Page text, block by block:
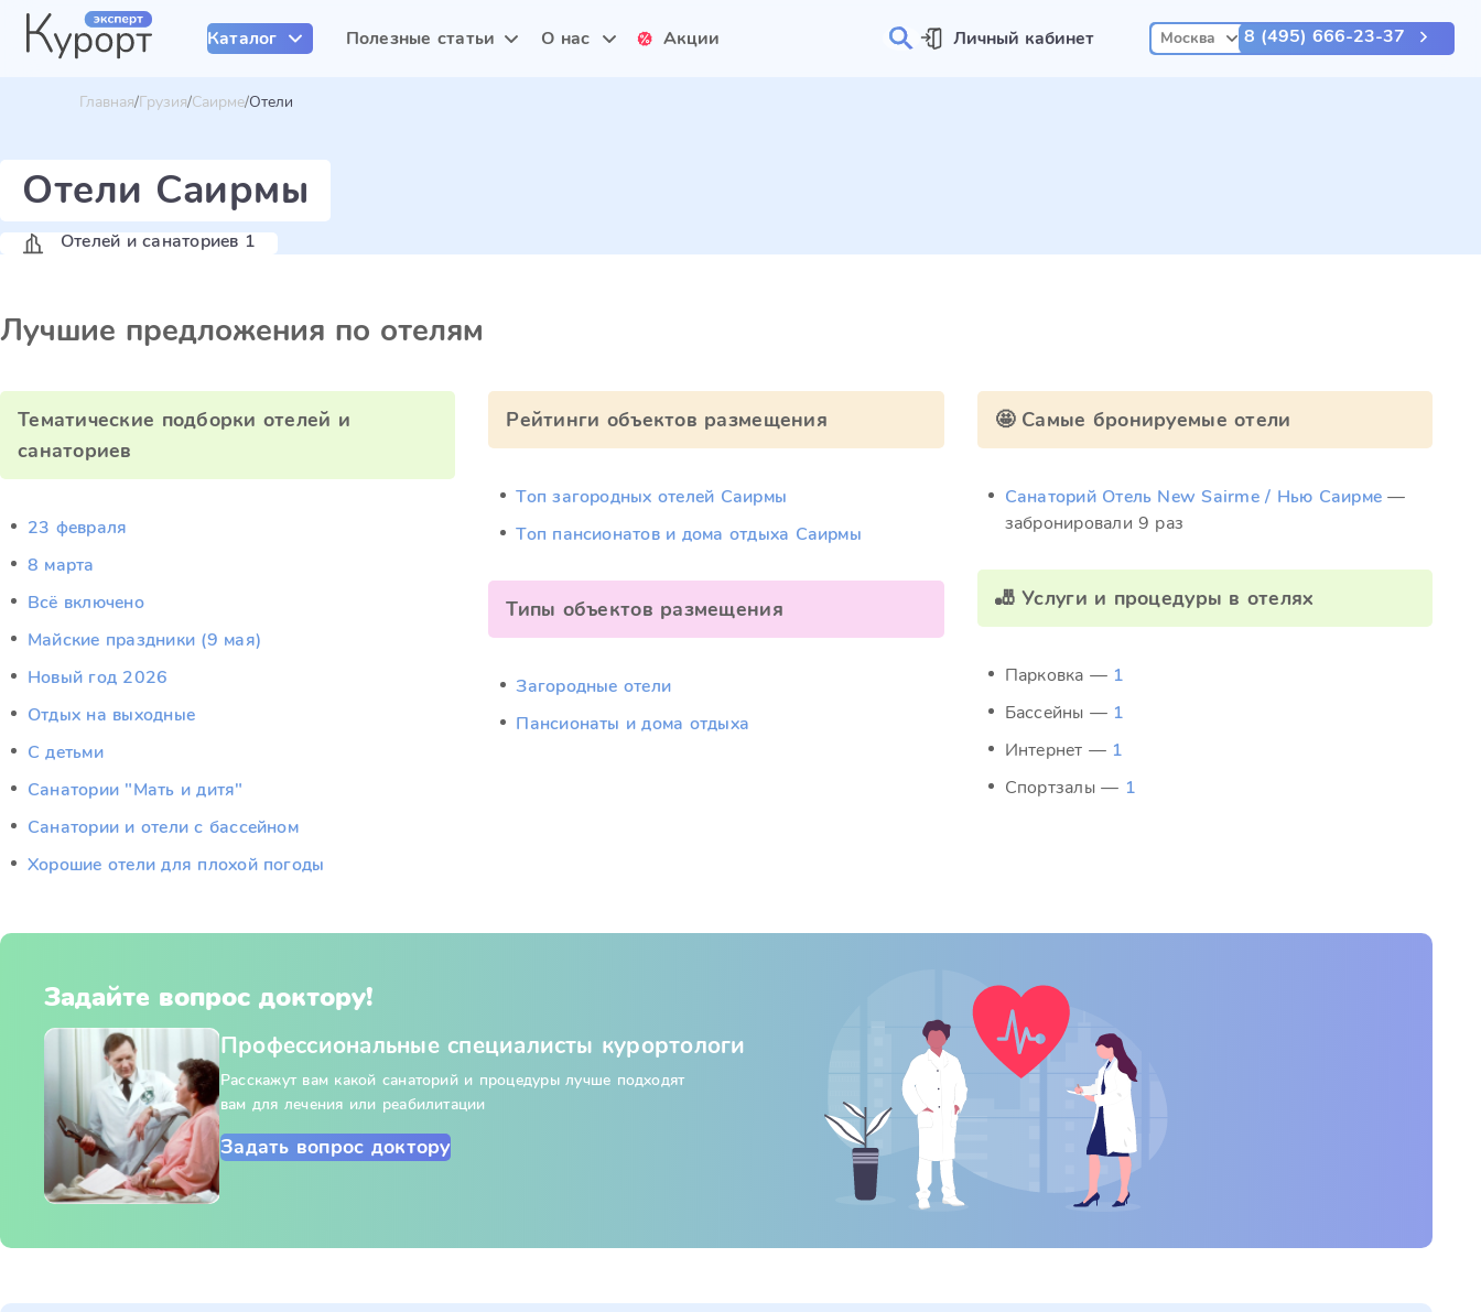
Каталог Полезные статьи О нас Акции Личный кабинет Москва 8 (495) 666-23-37
Главная Грузия Саирме Отели
Отели Саирмы
Отелей и санаториев 1
Лучшие предложения по отелям
Тематические подборки отелей и
санаториев
23 февраля
8 марта
Всё включено
Майские праздники (9 мая)
Новый год 2026
Отдых на выходные
С детьми
Санатории "Мать и дитя"
Санатории и отели с бассейном
Хорошие отели для плохой погоды
Рейтинги объектов размещения
Топ загородных отелей Саирмы
Топ пансионатов и дома отдыха Саирмы
Типы объектов размещения
Загородные отели
Пансионаты и дома отдыха
🤩 Самые бронируемые отели
Санаторий Отель New Sairme / Нью Саирме —
забронировали 9 раз
🎳 Услуги и процедуры в отелях
Парковка — 1
Бассейны — 1
Интернет — 1
Спортзалы — 1
Задайте вопрос доктору!
Профессиональные специалисты курортологи
Расскажут вам какой санаторий и процедуры лучше подходят
вам для лечения или реабилитации
Задать вопрос доктору